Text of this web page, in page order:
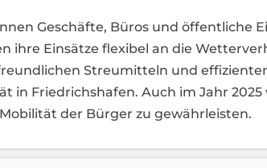
Geschäfte, Büros und öffentliche
ihre Einsätze flexibel an die
Streumitteln und
Friedrichshafen. Auch im Jahr
der Bürger zu gewährleisten.